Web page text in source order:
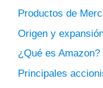
Productos de
Origen y
¿Qué es Amazon?
Principales